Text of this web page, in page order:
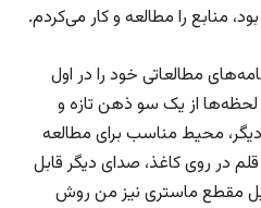
منابع را مطالعه و کار می‌کردم.
مطالعاتی خود را در اول
از یک سو ذهن تازه و
محیط مناسب برای مطالعه
در روی کاغذ، صدای دیگر قابل
مقطع ماستری نیز من روش